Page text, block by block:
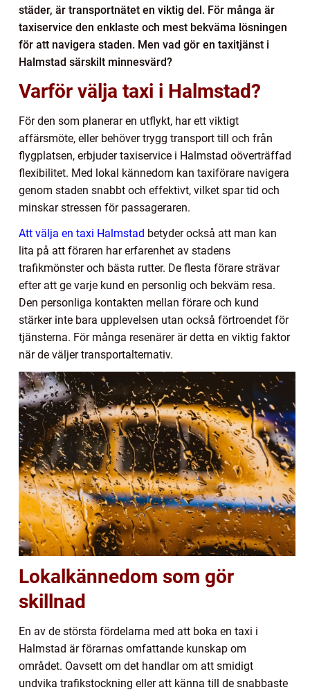
städer, är transportnätet en viktig del. För många är
taxiservice den enklaste och mest bekväma lösningen
för att navigera staden. Men vad gör en taxitjänst i
Halmstad särskilt minnesvärd?
Varför välja taxi i Halmstad?
För den som planerar en utflykt, har ett viktigt
affärsmöte, eller behöver trygg transport till och från
flygplatsen, erbjuder taxiservice i Halmstad oöverträffad
flexibilitet. Med lokal kännedom kan taxiförare navigera
genom staden snabbt och effektivt, vilket spar tid och
minskar stressen för passageraren.
Att välja en taxi Halmstad betyder också att man kan
lita på att föraren har erfarenhet av stadens
trafikmönster och bästa rutter. De flesta förare strävar
efter att ge varje kund en personlig och bekväm resa.
Den personliga kontakten mellan förare och kund
stärker inte bara upplevelsen utan också förtroendet för
tjänsterna. För många resenärer är detta en viktig faktor
när de väljer transportalternativ.
Lokalkännedom som gör
skillnad
En av de största fördelarna med att boka en taxi i
Halmstad är förarnas omfattande kunskap om
området. Oavsett om det handlar om att smidigt
undvika trafikstockning eller att känna till de snabbaste